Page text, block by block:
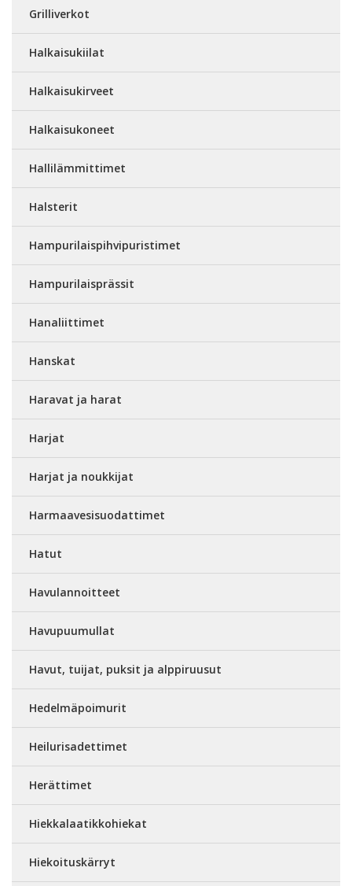
Grilliverkot
Halkaisukiilat
Halkaisukirveet
Halkaisukoneet
Hallilämmittimet
Halsterit
Hampurilaispihvipuristimet
Hampurilaisprässit
Hanaliittimet
Hanskat
Haravat ja harat
Harjat
Harjat ja noukkijat
Harmaavesisuodattimet
Hatut
Havulannoitteet
Havupuumullat
Havut, tuijat, puksit ja alppiruusut
Hedelmäpoimurit
Heilurisadettimet
Herättimet
Hiekkalaatikkohiekat
Hiekoituskärryt